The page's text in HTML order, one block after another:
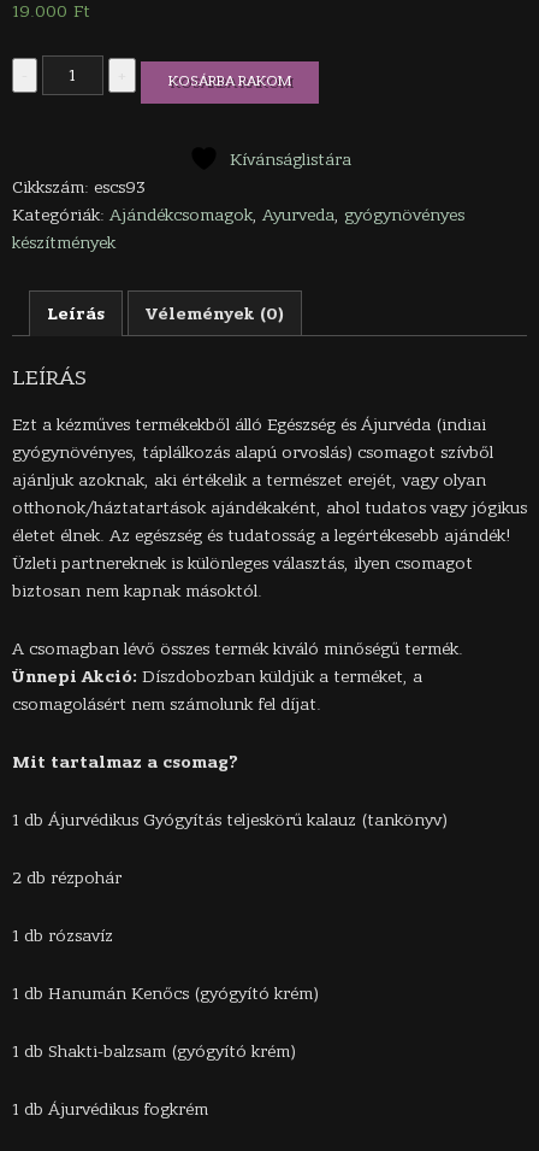
19.000 Ft
Egészség
ajándékcsomag
Ájurvédikus
kalauz,
gyógyító
ájurvédikus
fogkrém)
mennyiség
KOSÁRBA RAKOM
Kívánságlistára
Cikkszám: escs93
Kategóriák: Ajándékcsomagok, Ayurveda, gyógynövényes
készítmények
Leírás Vélemények (0)
LEÍRÁS
Ezt a kézműves termékekből álló Egészség és Ájurvéda (indiai
gyógynövényes, táplálkozás alapú orvoslás) csomagot szívből
ajánljuk azoknak, aki értékelik a természet erejét, vagy olyan
otthonok/háztatartások ajándékaként, ahol tudatos vagy jógikus
életet élnek. Az egészség és tudatosság a legértékesebb ajándék!
Üzleti partnereknek is különleges választás, ilyen csomagot
biztosan nem kapnak másoktól.
A csomagban lévő összes termék kiváló minőségű termék.
Ünnepi Akció: Díszdobozban küldjük a terméket, a
csomagolásért nem számolunk fel díjat.
Mit tartalmaz a csomag?
1 db Ájurvédikus Gyógyítás teljeskörű kalauz (tankönyv)
2 db rézpohár
1 db rózsavíz
1 db Hanumán Kenőcs (gyógyító krém)
1 db Shakti-balzsam (gyógyító krém)
1 db Ájurvédikus fogkrém